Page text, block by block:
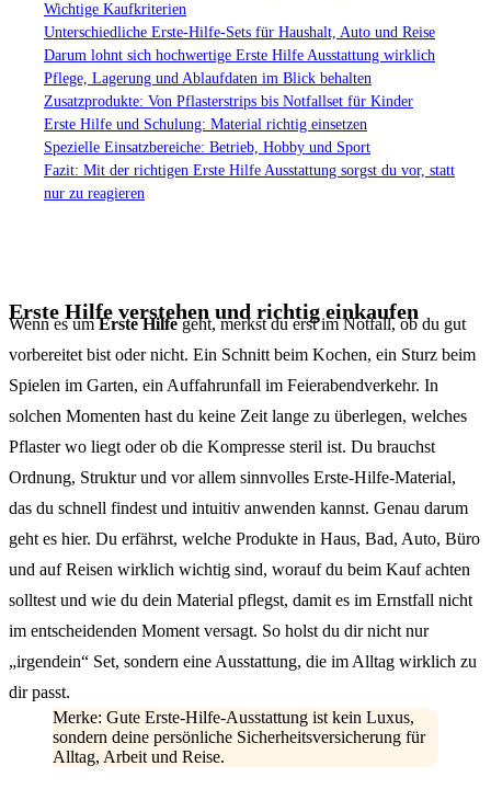
Erste Hilfe verstehen und richtig einkaufen
Wenn es umErste Hilfegeht, merkst du erst im Notfall, ob du gut
vorbereitet bist oder nicht. Ein Schnitt beim Kochen, ein Sturz beim
Spielen im Garten, ein Auffahrunfall im Feierabendverkehr. In
solchen Momenten hast du keine Zeit lange zu überlegen, welches
Pflaster wo liegt oder ob die Kompresse steril ist. Du brauchst
Ordnung, Struktur und vor allem sinnvolles Erste-Hilfe-Material,
das du schnell findest und intuitiv anwenden kannst. Genau darum
geht es hier. Du erfährst, welche Produkte in Haus, Bad, Auto, Büro
und auf Reisen wirklich wichtig sind, worauf du beim Kauf achten
solltest und wie du dein Material pflegst, damit es im Ernstfall nicht
im entscheidenden Moment versagt. So holst du dir nicht nur
„irgendein“ Set, sondern eine Ausstattung, die im Alltag wirklich zu
dir passt.
Merke: Gute Erste-Hilfe-Ausstattung ist kein Luxus,
sondern deine persönliche Sicherheitsversicherung für
Alltag, Arbeit und Reise.
Wichtige Kaufkriterien
Unterschiedliche Erste-Hilfe-Sets für Haushalt, Auto und Reise
Darum lohnt sich hochwertige Erste Hilfe Ausstattung wirklich
Pflege, Lagerung und Ablaufdaten im Blick behalten
Zusatzprodukte: Von Pflasterstrips bis Notfallset für Kinder
Erste Hilfe und Schulung: Material richtig einsetzen
Spezielle Einsatzbereiche: Betrieb, Hobby und Sport
Fazit: Mit der richtigen Erste Hilfe Ausstattung sorgst du vor, statt
nur zu reagieren